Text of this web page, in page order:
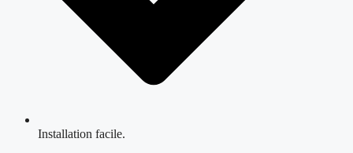
Installation facile.